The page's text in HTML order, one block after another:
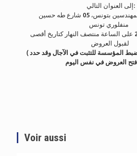
إلى العنوان التالي:
(المؤسسة للتثبت في الآجال وقد حدد
العروض في نفس اليوم
Voir aussi